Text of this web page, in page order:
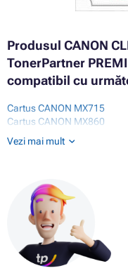
Produsul CANON
TonerPartner
compatibil cu
Cartus CANON MX715
Cartus CANON MX860
Cartus CANON MX870
Cartus CANON MX880
Cartus CANON PIXMA
Cartus CANON PIXMA
Cartus CANON PIXMA
Cartus CANON PIXMA
Cartus CANON PIXMA
Cartus CANON PIXMA
Cartus CANON PIXMA
Vezi mai mult